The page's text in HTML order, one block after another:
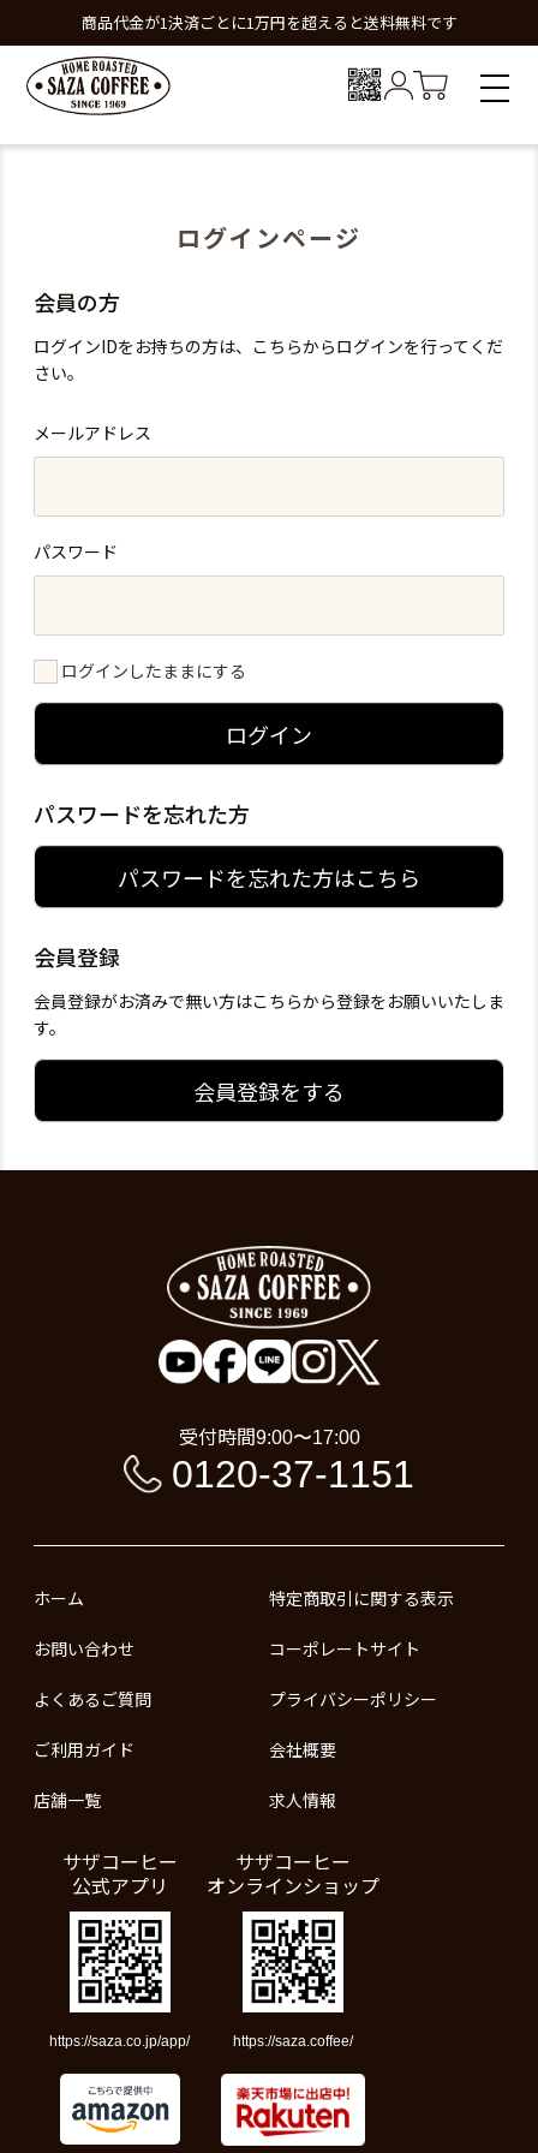
商品代金が1決済ごとに1万円を超えると送料無料です
ログインページ
会員の方
ログインIDをお持ちの方は、こちらからログインを行ってくだ
さい。
メールアドレス
パスワード
ログインしたままにする
ログイン
パスワードを忘れた方
パスワードを忘れた方はこちら
会員登録
会員登録がお済みで無い方はこちらから登録をお願いいたしま
す。
会員登録をする
受付時間9:00〜17:00
0120-37-1151
ホーム
お問い合わせ
よくあるご質問
ご利用ガイド
店舗一覧
特定商取引に関する表示
コーポレートサイト
プライバシーポリシー
会社概要
求人情報
サザコーヒー
公式アプリ
https://saza.co.jp/app/
サザコーヒー
オンラインショップ
https://saza.coffee/